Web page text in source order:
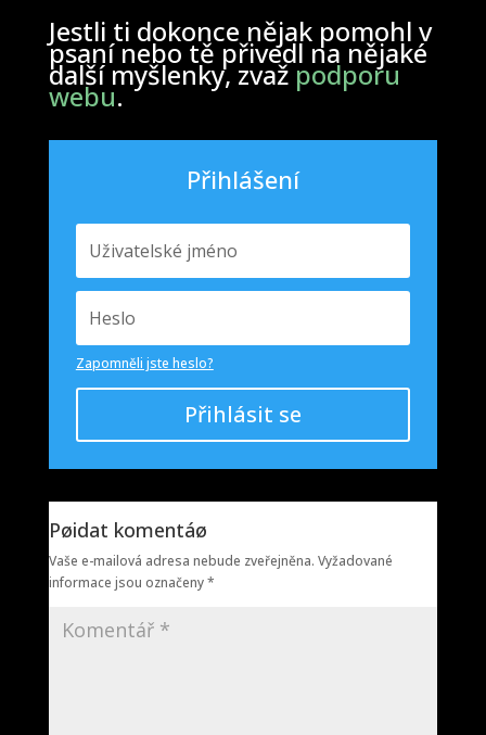
Jestli ti dokonce nějak pomohl v
psaní nebo tě přivedl na nějaké
další myšlenky, zvažpodporu
webu.
Přihlášení
Zapomněli jste heslo?
Přihlásit se
Pøidat komentáø
Vaše e-mailová adresa nebude zveřejněna. Vyžadované
informace jsou označeny*